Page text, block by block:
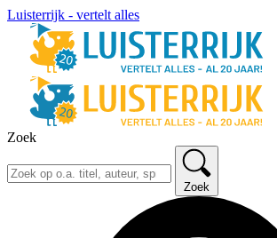
Luisterrijk - vertelt alles
Zoek
Zoek